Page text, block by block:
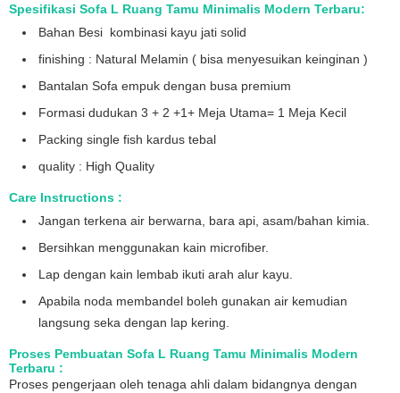
Spesifikasi Sofa L Ruang Tamu Minimalis Modern Terbaru:
Bahan Besi kombinasi kayu jati solid
finishing : Natural Melamin ( bisa menyesuikan keinginan )
Bantalan Sofa empuk dengan busa premium
Formasi dudukan 3 + 2 +1+ Meja Utama= 1 Meja Kecil
Packing single fish kardus tebal
quality : High Quality
Care Instructions :
Jangan terkena air berwarna, bara api, asam/bahan kimia.
Bersihkan menggunakan kain microfiber.
Lap dengan kain lembab ikuti arah alur kayu.
Apabila noda membandel boleh gunakan air kemudian
langsung seka dengan lap kering.
Proses Pembuatan Sofa L Ruang Tamu Minimalis Modern
Terbaru :
Proses pengerjaan oleh tenaga ahli dalam bidangnya dengan